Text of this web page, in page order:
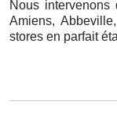
Nous
Amiens,
stores en parfait